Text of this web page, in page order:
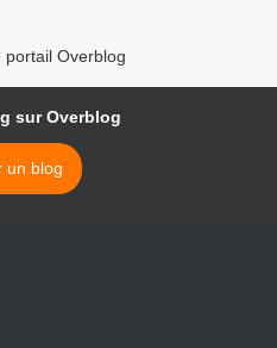
portail Overblog
sur Overblog
un blog